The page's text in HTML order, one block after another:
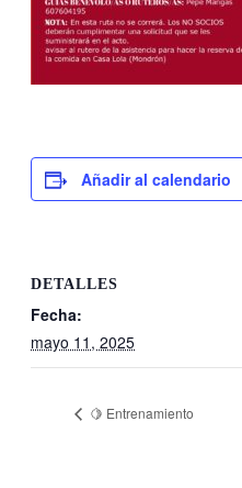
Añadir al calendario
DETALLES
Fecha:
mayo 11, 2025
🍋 Entrenamiento